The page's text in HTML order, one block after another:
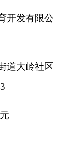
开发有限公
道大岭社区
元